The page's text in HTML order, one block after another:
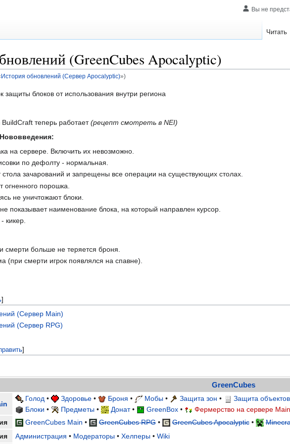
(GreenCubes Apocalyptic)
История обновлений (Сервер Apocalyptic)»)
защиты блоков от использования внутри региона
теперь работает(рецепт смотреть в NEI)
Нововведения:
на сервере. Включить их невозможно.
по дефолту - нормальная.
зачарований и запрещены все операции на существующих столах.
огненного порошка.
не уничтожают блоки.
показывает наименование блока, на который направлен курсор.
кикер.
смерти больше не теряется броня.
(при смерти игрок появлялся на спавне).
]
(Сервер Main)
(Сервер RPG)
]
GreenCubes
Голод • Здоровье• Броня • Мобы• Защита зон • Защита объектов
Блоки • Предметы• Донат• GreenBox• Фермерство на сервере Main
GreenCubes Main • GreenCubes RPG• GreenCubes Apocalyptic•
Администрация • Модераторы• Хелперы• Wiki
Вы не
Читать